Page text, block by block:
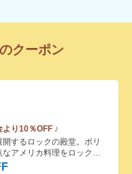
クーポン
より10％OFF ♪
するロックの殿堂。ボリ
なアメリカ料理をロックを
楽しみ下さい。ハードロ